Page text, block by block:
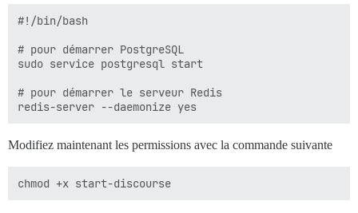
#!/bin/bash
# pour démarrer PostgreSQL
sudo service postgresql start
# pour démarrer le serveur Redis
Modifiez maintenant les permissions avec la commande suivante